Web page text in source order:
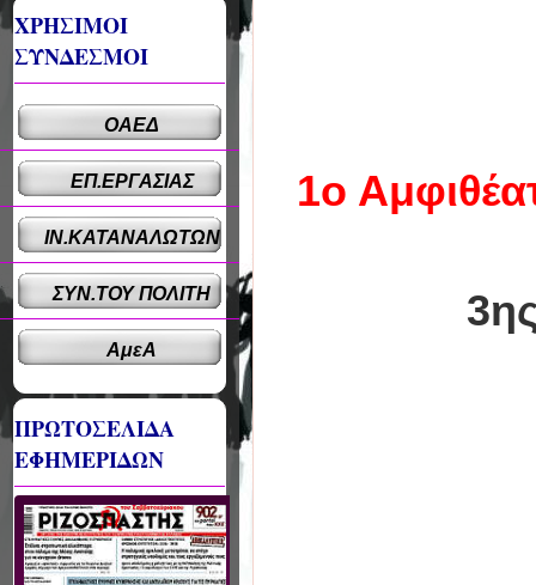
1ο
ΧΡΗΣΙΜΟΙ
ΣΥΝΔΕΣΜΟΙ
ΟΑΕΔ
ΕΠ.ΕΡΓΑΣΙΑΣ
ΙΝ.ΚΑΤΑΝΑΛΩΤΩΝ
ΣΥΝ.ΤΟΥ ΠΟΛΙΤΗ
ΑμεΑ
ΠΡΩΤΟΣΕΛΙΔΑ
ΕΦΗΜΕΡΙΔΩΝ